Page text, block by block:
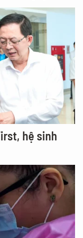
hệ sinh